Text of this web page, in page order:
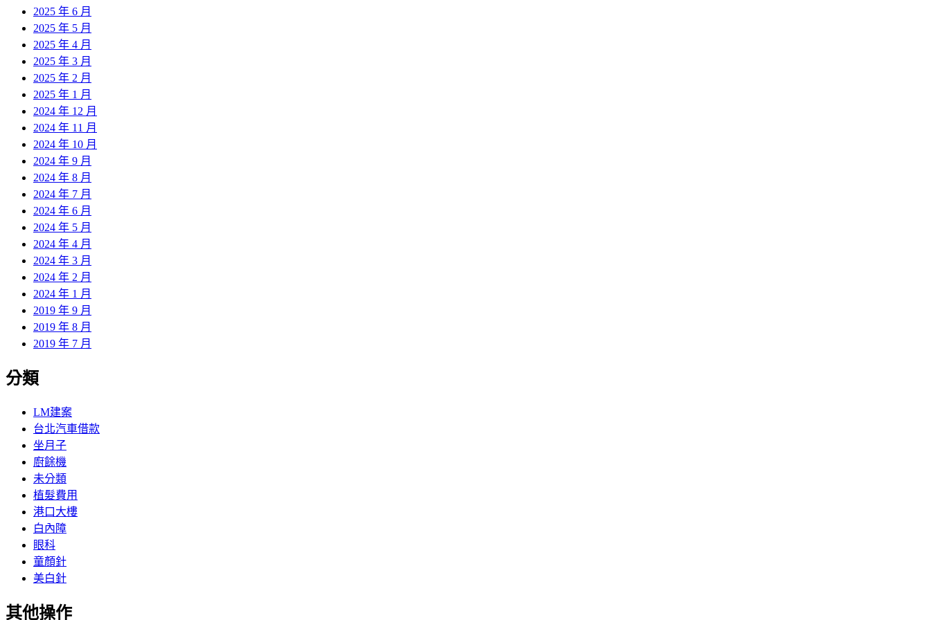
2025 年 6 月
2025 年 5 月
2025 年 4 月
2025 年 3 月
2025 年 2 月
2025 年 1 月
2024 年 12 月
2024 年 11 月
2024 年 10 月
2024 年 9 月
2024 年 8 月
2024 年 7 月
2024 年 6 月
2024 年 5 月
2024 年 4 月
2024 年 3 月
2024 年 2 月
2024 年 1 月
2019 年 9 月
2019 年 8 月
2019 年 7 月
分類
LM建案
台北汽車借款
坐月子
廚餘機
未分類
植髮費用
港口大樓
白內障
眼科
童顏針
美白針
其他操作